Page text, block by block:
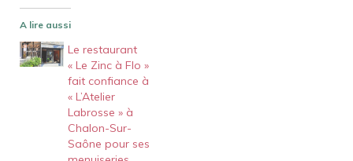
A lire aussi
Le restaurant
« Le Zinc à Flo »
fait confiance à
« L’Atelier
Labrosse » à
Chalon-Sur-
Saône pour ses